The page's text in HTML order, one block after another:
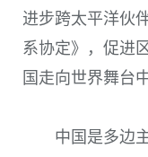
进步跨太平洋伙
系协定》，促进
国走向世界舞台
中国是多边